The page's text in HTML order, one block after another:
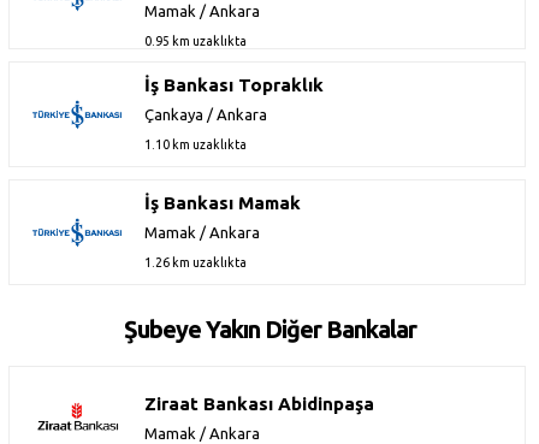
Mamak / Ankara
0.95 km uzaklıkta
İş Bankası Topraklık
Çankaya / Ankara
1.10 km uzaklıkta
İş Bankası Mamak
Mamak / Ankara
1.26 km uzaklıkta
Şubeye Yakın Diğer Bankalar
Ziraat Bankası Abidinpaşa
Mamak / Ankara